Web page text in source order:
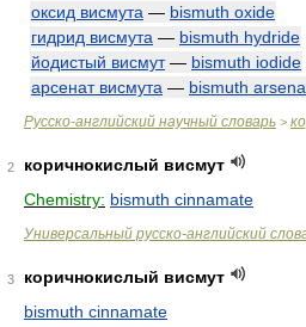
оксид висмута — bismuth oxide
гидрид висмута — bismuth hydride
йодистый висмут— bismuth iodide
арсенат висмута — bismuth
Русско-английский научный словарь >
2
коричнокислый висмут
Chemistry: bismuth cinnamate
Универсальный русско-английский
3
коричнокислый висмут
bismuth cinnamate